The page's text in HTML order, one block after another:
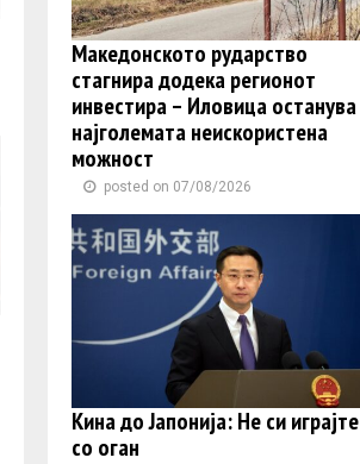
Македонското рударство
стагнира додека регионот
инвестира – Иловица останува
најголемата неискористена
можност
posted on 07/08/2026
Кина до Јапонија: Не си играјте
со оган